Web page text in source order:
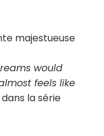
majestueuse
would
feels like
dans la série